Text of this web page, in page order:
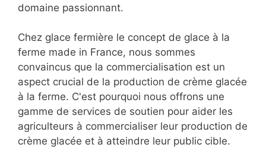
domaine passionnant.
Chez glace fermière le concept de glace à la
ferme made in France, nous sommes
convaincus que la commercialisation est un
aspect crucial de la production de crème glacée
à la ferme. C'est pourquoi nous offrons une
gamme de services de soutien pour aider les
agriculteurs à commercialiser leur production de
crème glacée et à atteindre leur public cible.